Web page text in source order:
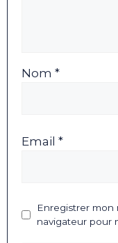
Nom *
Email *
Enregistrer mon
navigateur pour